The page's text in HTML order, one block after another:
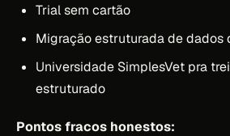
Trial sem cartão
Migração estruturada de dados
Universidade SimplesVet pra
estruturado
Pontos fracos honestos: